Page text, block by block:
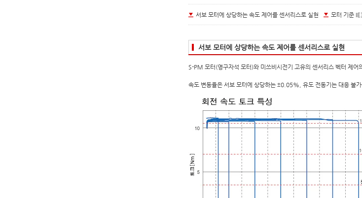
서보 모터에 상당하는 속도 제어를 센서리스로 실현 모터 기준
서보 모터에 상당하는 속도 제어를 센서리스로 실현
S-PM 모터(영구자석 모터)와 미쓰비시전기 고유의 센서리스 벡터 제어
속도 변동율은 서보 모터에 상당하는 ±0.05%, 유도 전동기는 대응 불